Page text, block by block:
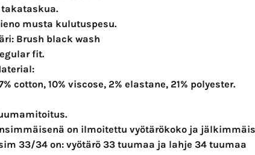
takataskua.
musta kulutuspesu.
Brush black wash
fit.
cotton, 10% viscose, 2% elastane, 21% polyester.
on ilmoitettu vyötärökoko ja
33/34 on: vyötärö 33 tuumaa ja lahje 34 tuumaa